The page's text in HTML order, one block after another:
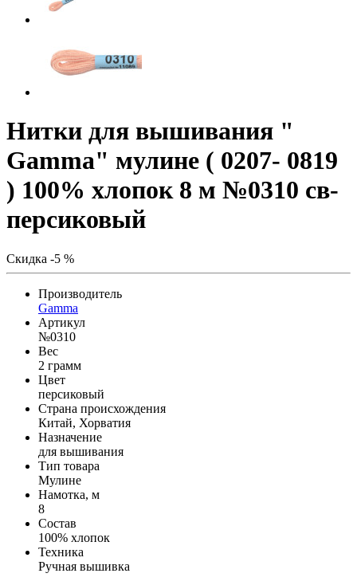
Нитки для вышивания "
Gamma" мулине ( 0207- 0819
) 100% хлопок 8 м №0310 св-
персиковый
Скидка -5 %
Производитель
Gamma
Артикул
№0310
Вес
2 грамм
Цвет
персиковый
Страна происхождения
Китай, Хорватия
Назначение
для вышивания
Тип товара
Мулине
Намотка, м
8
Состав
100% хлопок
Техника
Ручная вышивка